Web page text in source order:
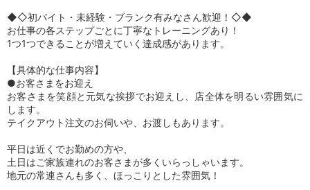
◆◇初バイト・未経験・ブランク有みなさん歓迎！◇◆
お仕事の各ステップごとに丁寧なトレーニングあり！
1つ1つできることが増えていく達成感があります。
【具体的な仕事内容】
●お客さまをお迎え
お客さまを笑顔と元気な挨拶でお迎えし、店全体を明るい雰囲気に
します。
テイクアウト注文のお伺いや、お渡しもあります。
平日は近くでお勤めの方や、
土日はご家族連れのお客さまが多くいらっしゃいます。
地元の常連さんも多く、ほっこりとした雰囲気！